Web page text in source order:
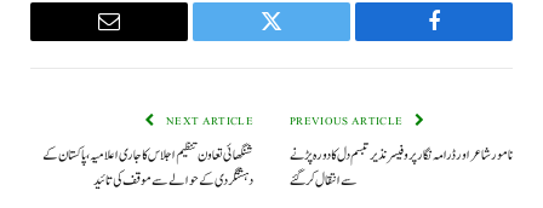
Facebook
Twitter
Email
نامور شاعر اور ڈرامہ نگار پروفیسر نذیر تبسم دل کا دورہ پڑنے
سے انتقال کر گئے
NEXT ARTICLE
شنگھائی تعاون تنظیم اجلاس کا جاری اعلامیہ، پاکستان کے
دہشتگردی کے حوالے سے موقف کی تائید